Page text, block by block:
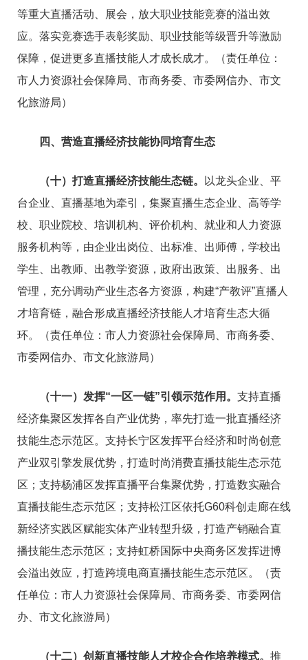
等重大直播活动、展会，放大职业技能竞赛的溢出效
应。落实竞赛选手表彰奖励、职业技能等级晋升等激励
保障，促进更多直播技能人才成长成才。（责任单位：
市人力资源社会保障局、市商务委、市委网信办、市文
化旅游局）
四、营造直播经济技能协同培育生态
（十）打造直播经济技能生态链。
以龙头企业、平
台企业、直播基地为牵引，集聚直播生态企业、高等学
校、职业院校、培训机构、评价机构、就业和人力资源
服务机构等，由企业出岗位、出标准、出师傅，学校出
学生、出教师、出教学资源，政府出政策、出服务、出
管理，充分调动产业生态各方资源，构建“产教评”直播人
才培育链，融合形成直播经济技能人才培育生态大循
环。（责任单位：市人力资源社会保障局、市商务委、
市委网信办、市文化旅游局）
（十一）发挥“一区一链”引领示范作用。 支持直播
经济集聚区发挥各自产业优势，率先打造一批直播经济
技能生态示范区。支持长宁区发挥平台经济和时尚创意
产业双引擎发展优势，打造时尚消费直播技能生态示范
区；支持杨浦区发挥直播平台集聚优势，打造数实融合
直播技能生态示范区；支持松江区依托G60科创走廊在线
新经济实践区赋能实体产业转型升级，打造产销融合直
播技能生态示范区；支持虹桥国际中央商务区发挥进博
会溢出效应，打造跨境电商直播技能生态示范区。（责
任单位：市人力资源社会保障局、市商务委、市委网信
办、市文化旅游局）
（十二）创新直播技能人才校企合作培养模式。 推